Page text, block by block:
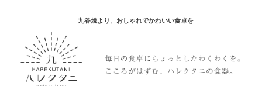
九谷焼より。おしゃれでかわいい食卓を